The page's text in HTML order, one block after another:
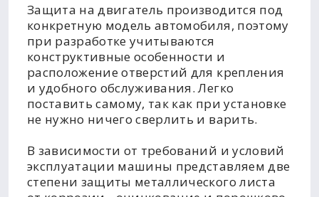
Защита на двигатель производится под
конкретную модель автомобиля, поэтому
при разработке учитываются
конструктивные особенности и
расположение отверстий для крепления
и удобного обслуживания. Легко
поставить самому, так как при установке
не нужно ничего сверлить и варить.
В зависимости от требований и условий
эксплуатации машины представляем две
степени защиты металлического листа